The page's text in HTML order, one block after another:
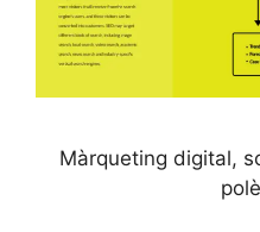
Màrqueting digital,